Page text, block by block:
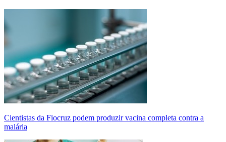
Cientistas da Fiocruz podem produzir vacina completa contra a
malária